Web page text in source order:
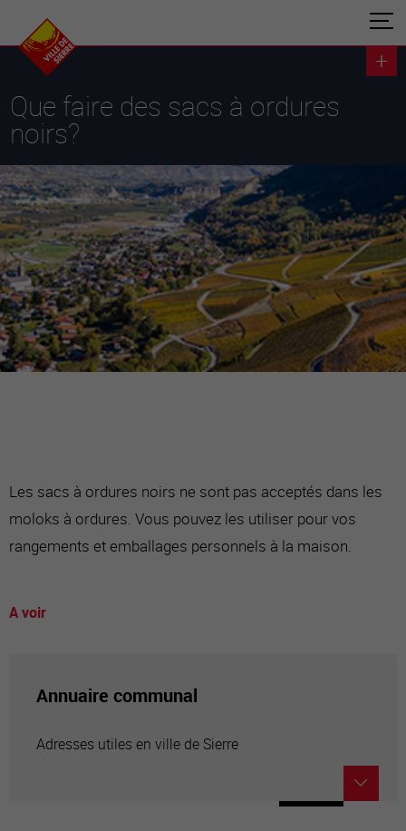
Que faire des sacs à ordures
noirs?
Les sacs à ordures noirs ne sont pas acceptés dans les
moloks à ordures. Vous pouvez les utiliser pour vos
rangements et emballages personnels à la maison.
A voir
Annuaire communal
Adresses utiles en ville de Sierre